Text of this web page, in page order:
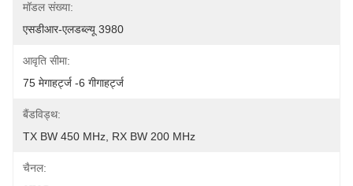
मॉडल संख्या:
एसडीआर-एलडब्ल्यू 3980
आवृति सीमा:
75 मेगाहर्ट्ज -6 गीगाहर्ट्ज
बैंडविड्थ:
TX BW 450 MHz, RX BW 200 MHz
चैनल: